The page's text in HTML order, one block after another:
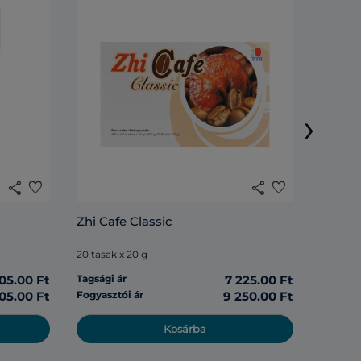
share favorite
Ft
Ft
share favorite
Zhi Cafe Classic
20 tasak x 20 g
Tagsági ár
7 225.00 Ft
Fogyasztói ár 9 250.00 Ft
Kosárba
›